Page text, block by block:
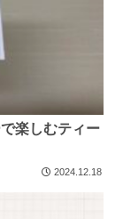
楽しむティー
2024.12.18